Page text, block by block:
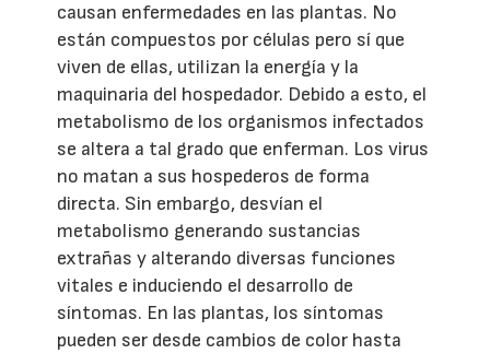
causan enfermedades en las plantas. No
están compuestos por células pero sí que
viven de ellas, utilizan la energía y la
maquinaria del hospedador. Debido a esto, el
metabolismo de los organismos infectados
se altera a tal grado que enferman. Los virus
no matan a sus hospederos de forma
directa. Sin embargo, desvían el
metabolismo generando sustancias
extrañas y alterando diversas funciones
vitales e induciendo el desarrollo de
síntomas. En las plantas, los síntomas
pueden ser desde cambios de color hasta